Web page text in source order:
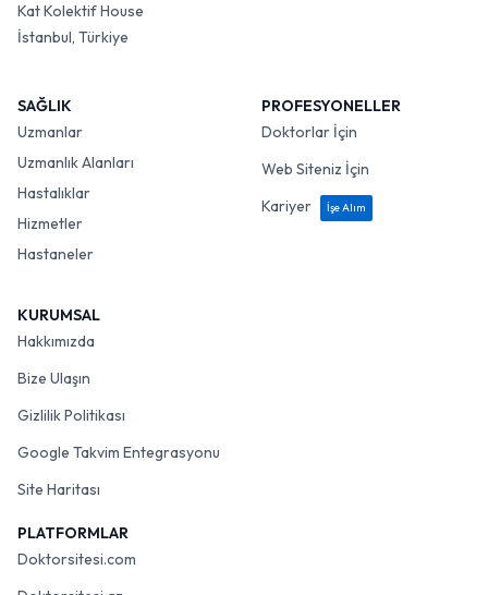
Kat Kolektif House
İstanbul, Türkiye
SAĞLIK
Uzmanlar
Uzmanlık Alanları
Hastalıklar
Hizmetler
Hastaneler
PROFESYONELLER
Doktorlar İçin
Web Siteniz İçin
Kariyer
İşe Alım
KURUMSAL
Hakkımızda
Bize Ulaşın
Gizlilik Politikası
Google Takvim Entegrasyonu
Site Haritası
PLATFORMLAR
Doktorsitesi.com